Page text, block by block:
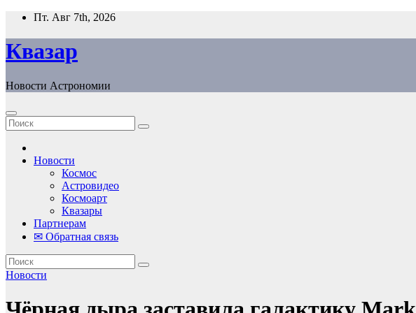
Перейти
содержанию
Пт. Авг 7th, 2026
Квазар
Новости Астрономии
Новости
Космос
Астровидео
Космоарт
Квазары
Партнерам
✉ Обратная связь
Новости